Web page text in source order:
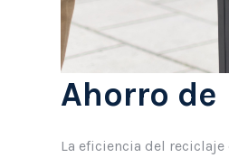
Ahorro
La eficiencia del